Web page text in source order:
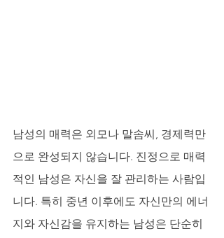
남성의 매력은 외모나 말솜씨, 경제력만
으로 완성되지 않습니다. 진정으로 매력
적인 남성은 자신을 잘 관리하는 사람입
니다. 특히 중년 이후에도 자신만의 에너
지와 자신감을 유지하는 남성은 단순히